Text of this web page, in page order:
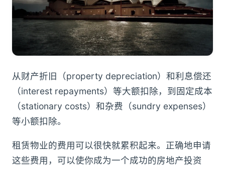
从财产折旧（property depreciation）和利息偿还
（interest repayments）等大额扣除，到固定成本
（stationary costs）和杂费（sundry expenses）
等小额扣除。
租赁物业的费用可以很快就累积起来。正确地申请
这些费用，可以使你成为一个成功的房地产投资